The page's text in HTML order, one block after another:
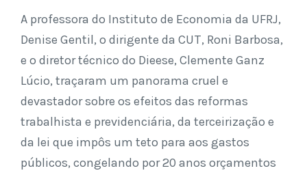
A professora do Instituto de Economia da UFRJ,
Denise Gentil, o dirigente da CUT, Roni Barbosa,
e o diretor técnico do Dieese, Clemente Ganz
Lúcio, traçaram um panorama cruel e
devastador sobre os efeitos das reformas
trabalhista e previdenciária, da terceirização e
da lei que impôs um teto para aos gastos
públicos, congelando por 20 anos orçamentos